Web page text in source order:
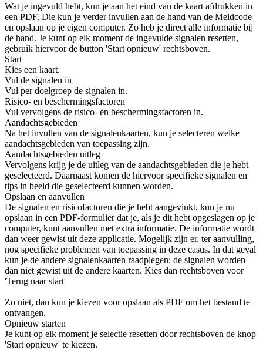
Wat je ingevuld hebt, kun je aan het eind van de kaart afdrukken in
een PDF. Die kun je verder invullen aan de hand van de Meldcode
en opslaan op je eigen computer. Zo heb je direct alle informatie bij
de hand. Je kunt op elk moment de ingevulde signalen resetten,
gebruik hiervoor de button 'Start opnieuw' rechtsboven.
Start
Kies een kaart.
Vul de signalen in
Vul per doelgroep de signalen in.
Risico- en beschermingsfactoren
Vul vervolgens de risico- en beschermingsfactoren in.
Aandachtsgebieden
Na het invullen van de signalenkaarten, kun je selecteren welke
aandachtsgebieden van toepassing zijn.
Aandachtsgebieden uitleg
Vervolgens krijg je de uitleg van de aandachtsgebieden die je hebt
geselecteerd. Daarnaast komen de hiervoor specifieke signalen en
tips in beeld die geselecteerd kunnen worden.
Opslaan en aanvullen
De signalen en risicofactoren die je hebt aangevinkt, kun je nu
opslaan in een PDF-formulier dat je, als je dit hebt opgeslagen op je
computer, kunt aanvullen met extra informatie. De informatie wordt
dan weer gewist uit deze applicatie. Mogelijk zijn er, ter aanvulling,
nog specifieke problemen van toepassing in deze casus. In dat geval
kun je de andere signalenkaarten raadplegen; de signalen worden
dan niet gewist uit de andere kaarten. Kies dan rechtsboven voor
'Terug naar start'
Zo niet, dan kun je kiezen voor opslaan als PDF om het bestand te
ontvangen.
Opnieuw starten
Je kunt op elk moment je selectie resetten door rechtsboven de knop
'Start opnieuw' te kiezen.